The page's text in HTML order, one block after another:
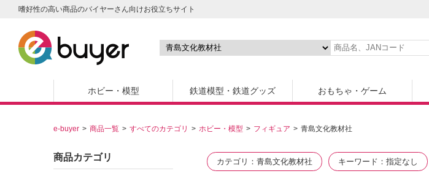
嗜好性の高い商品のバイヤーさん向けお役立ちサイト
ホビー・模型 鉄道模型・鉄道グッズ おもちゃ・ゲーム
e-buyer 商品一覧 すべてのカテゴリ ホビー・模型 フィギュア 青島文化教材社
カテゴリ 青島文化教材社 キーワード 指定なし
商品カテゴリ